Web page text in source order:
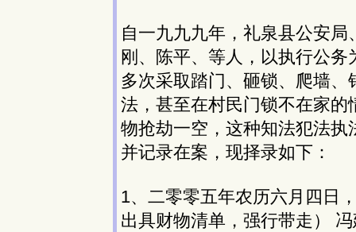
自一九九九年，礼泉县公安
刚、陈平、等人，以执行公
多次采取踏门、砸锁、爬墙
法，甚至在村民门锁不在家
物抢劫一空，这种知法犯法
并记录在案，现择录如下：
1、二零零五年农历六月四日
出具财物清单，强行带走）